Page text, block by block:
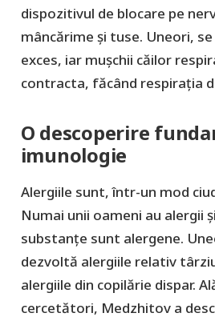
dispozitivul de blocare pe
mâncărime și tuse. Uneori,
exces, iar mușchii căilor
contracta, făcând respirația
O descoperire
imunologie
Alergiile sunt, într-un mod
Numai unii oameni au alergii
substanțe sunt alergene.
dezvoltă alergiile relativ
alergiile din copilărie dispar.
cercetători, Medzhitov a